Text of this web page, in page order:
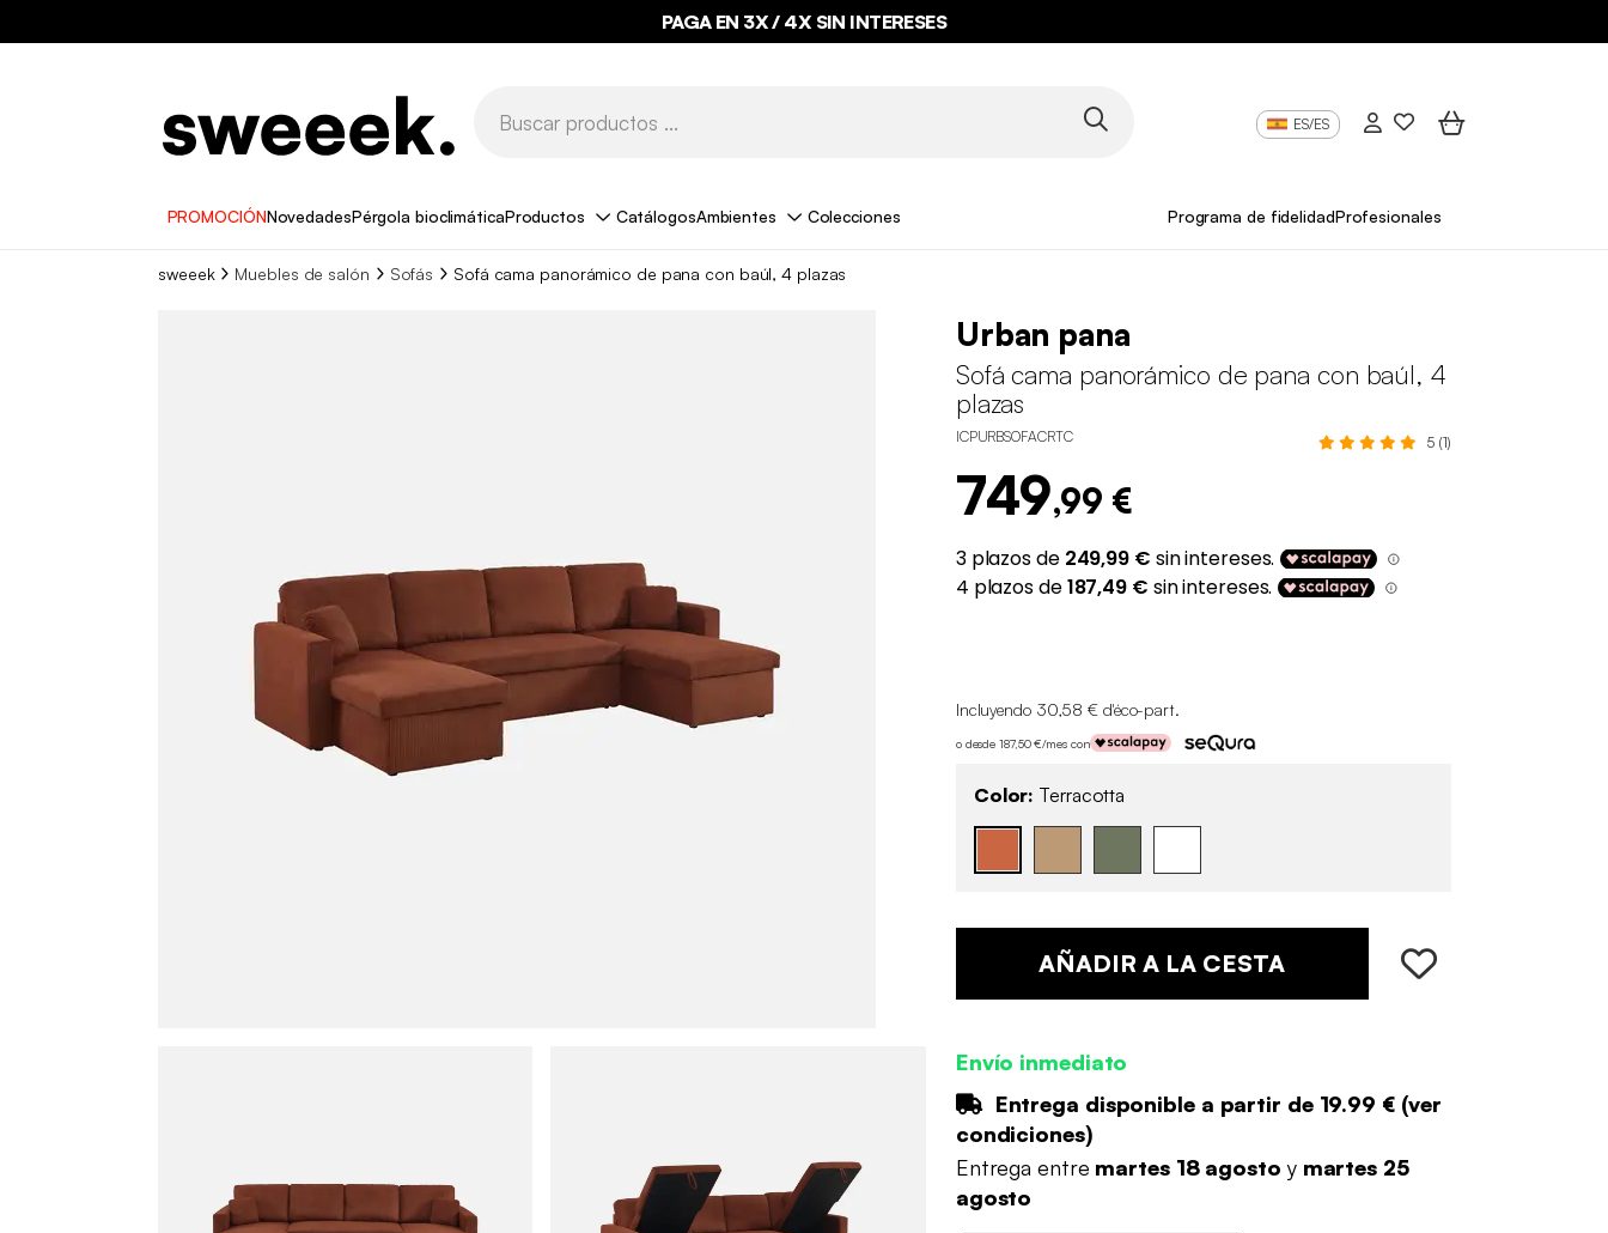
PAGA EN 3X / 4X SIN INTERESES
ES/ES
PROMOCIÓNNovedadesPérgola bioclimáticaProductos CatálogosAmbientes Colecciones Programa de fidelidadProfesionales
sweeek Muebles de salón Sofás Sofá cama panorámico de pana con baúl, 4 plazas
Urban pana
Sofá cama panorámico de pana con baúl, 4
plazas
ICPURBSOFACRTC 5 (1)
749,99 €
Incluyendo 30,58 € d'éco-part.
o desde 187,50 €/mes con
Color: Terracotta
AÑADIR A LA CESTA
Envío inmediato
Entrega disponible a partir de 19.99 €(ver
condiciones)
Entrega entre martes 18 agosto y martes 25
agosto